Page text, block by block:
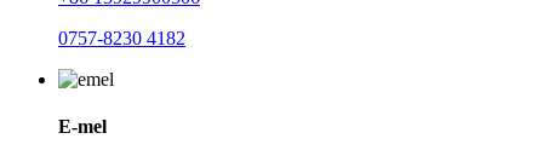
0757-8230 4182
E-mel